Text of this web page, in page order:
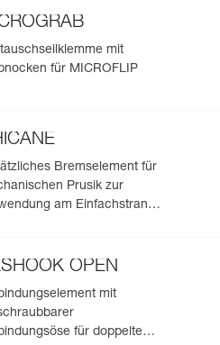
mit
für MICROFLIP
Bremselement für
Prusik zur
am Einfachstrang
OPEN
mit
für doppelte